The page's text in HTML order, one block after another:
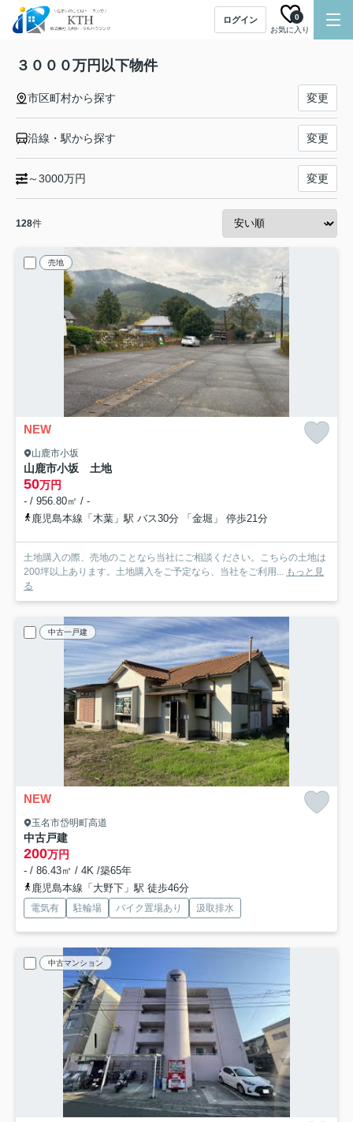
ログイン
お気に入り
0
３０００万円以下物件
市区町村から探す 変更
沿線・駅から探す 変更
～3000万円 変更
128件
売地
NEW
山鹿市小坂
山鹿市小坂 土地
50万円
- / 956.80㎡ / -
鹿児島本線「木葉」駅 バス30分 「金堀」 停歩21分
土地購入の際、売地のことなら当社にご相談ください。こちらの土地は
200坪以上あります。土地購入をご予定なら、当社をご利用... もっと見
る
中古一戸建
NEW
玉名市岱明町高道
中古戸建
200万円
- / 86.43㎡ / 4K /築65年
鹿児島本線「大野下」駅 徒歩46分
電気有 駐輪場 バイク置場あり 汲取排水
中古マンション